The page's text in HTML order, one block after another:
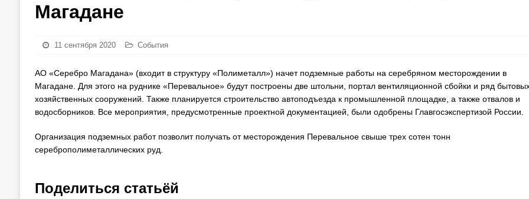
Магадане
11 сентября 2020 События
АО «Серебро Магадана» (входит в структуру «Полиметалл») начет подземные работы на серебряном месторождении в
Магадане. Для этого на руднике «Перевальное» будут построены две штольни, портал вентиляционной сбойки и ряд
хозяйственных сооружений. Также планируется строительство автоподъезда к промышленной площадке, а также отвалов и
водосборников. Все мероприятия, предусмотренные проектной документацией, были одобрены Главгосэкспертизой России.
Организация подземных работ позволит получать от месторождения Перевальное свыше трех сотен тонн
сереброполиметаллических руд.
Поделиться статьёй